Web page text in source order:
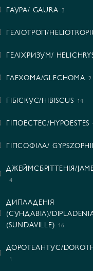
ГАУРА/ GAURA 3
ГЕЛІОТРОП/
ГЕЛІХРИЗУМ/
ГЛЕХОМА/GLECHOMA 2
ГІБІСКУС/HIBISCUS 14
ГІПОЕСТЕС/HYPOESTES
ГІПСОФІЛА/
ДЖЕЙМСБРІТТЕНІЯ/
4
ДИПЛАДЕНІЯ
(СУНДАВІЛ)/
(SUNDAVILLE) 16
ДОРОТЕАНТУС/
1